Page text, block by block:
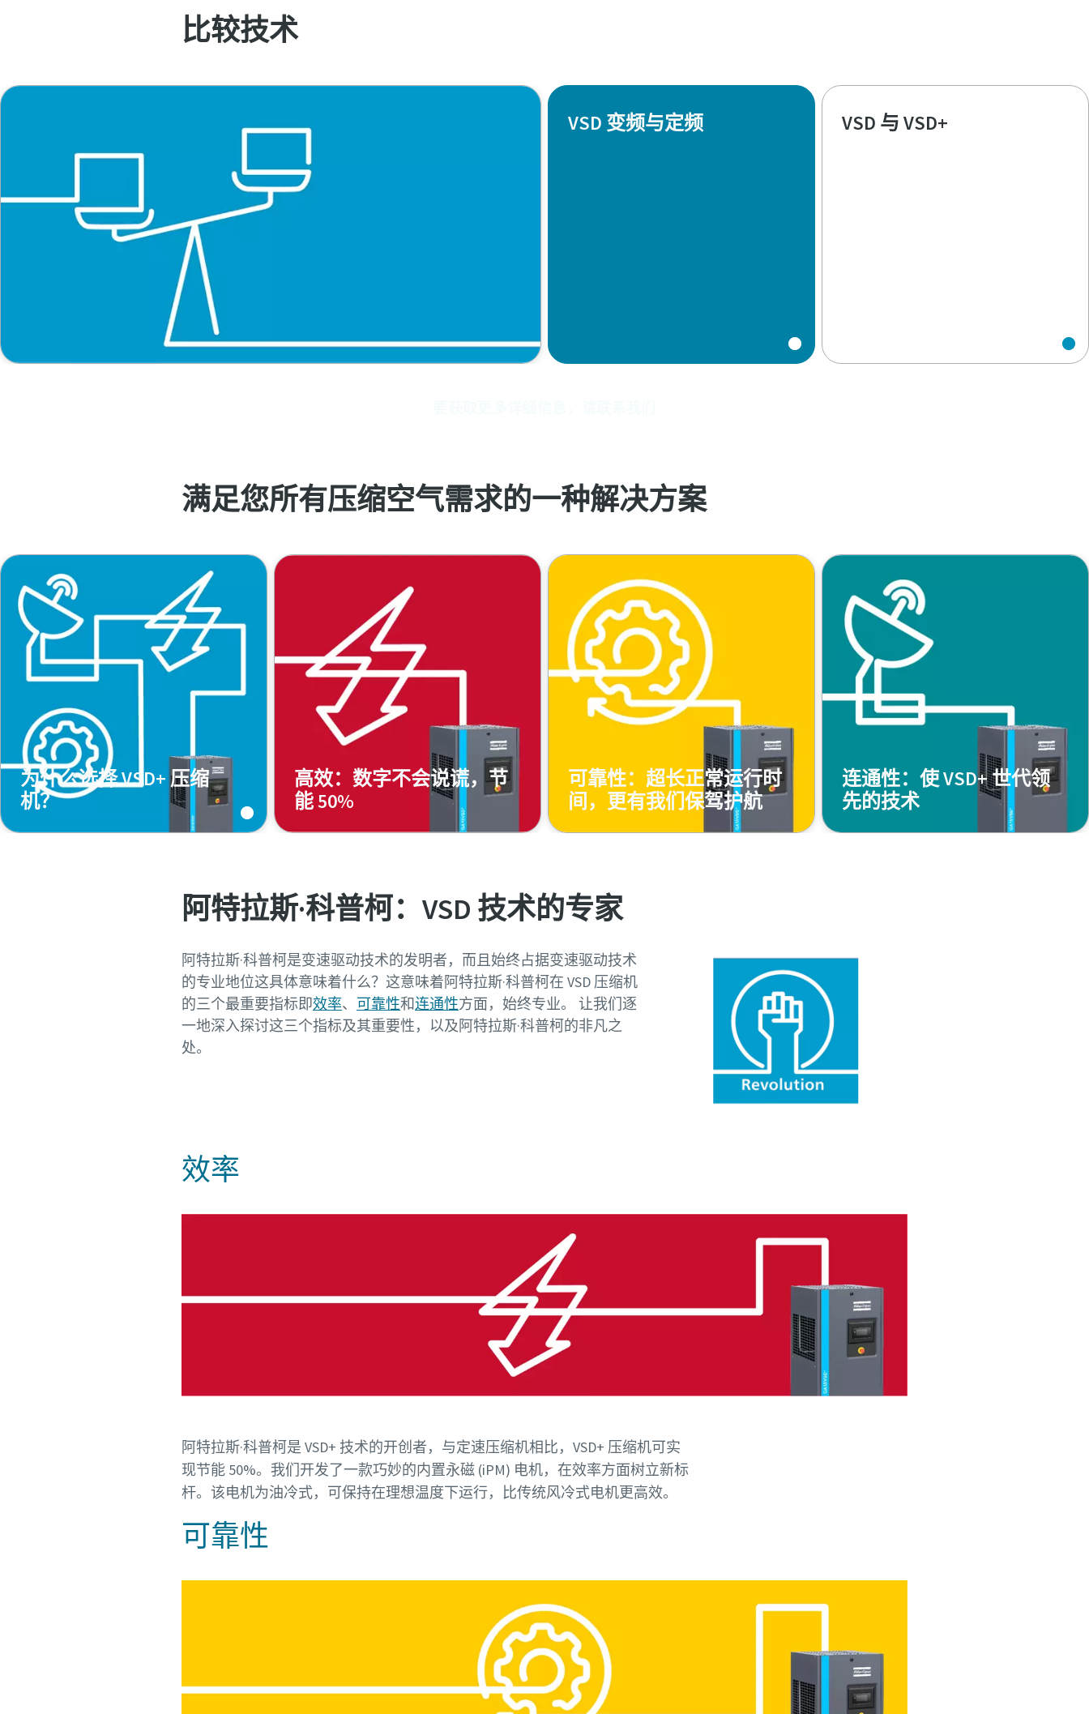
比较技术
VSD 变频与定频 VSD 与 VSD+
满足您所有压缩空气需求的一种解决方案
为什么选择 VSD+ 压缩
机？
高效：数字不会说谎，节
能 50%
可靠性：超长正常运行时
间，更有我们保驾护航
连通性：使 VSD+ 世代领
先的技术
阿特拉斯·科普柯：VSD 技术的专家
阿特拉斯·科普柯是变速驱动技术的发明者，而且始终占据变速驱动技术
的专业地位这具体意味着什么？这意味着阿特拉斯·科普柯在 VSD 压缩机
的三个最重要指标即效率、 可靠性和连通性方面，始终专业。 让我们逐
一地深入探讨这三个指标及其重要性，以及阿特拉斯·科普柯的非凡之
处。
效率
阿特拉斯·科普柯是 VSD+ 技术的开创者，与定速压缩机相比，VSD+ 压缩机可实
现节能 50%。我们开发了一款巧妙的内置永磁 (iPM) 电机，在效率方面树立新标
杆。 该电机为油冷式，可保持在理想温度下运行，比传统风冷式电机更高效。
可靠性